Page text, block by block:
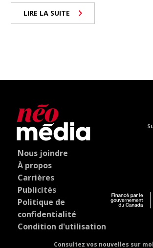
LIRE LA SUITE
Nous joindre
À propos
Carrières
Publicités
Politique de
confidentialité
Condition d'utilisation
Consultez vos nouvelles sur